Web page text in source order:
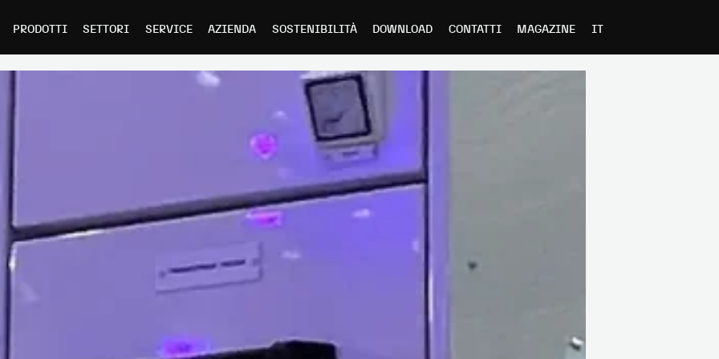
PRODOTTI SETTORI SERVICE AZIENDA SOSTENIBILITÀ DOWNLOAD CONTATTI MAGAZINE IT